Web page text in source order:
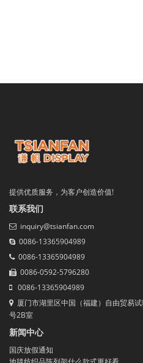
提供优质服务，为客户创造价值!
联系我们
inquiry@tsianfan.com
0086-13365904989
0086-13365904989
0086-0592-5796280
0086-13365904989
厦门市湖里区中国（福建）自由贸易
号2B室
新闻中心
国庆放假通知